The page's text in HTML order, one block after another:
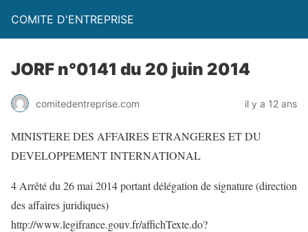
COMITE D'ENTREPRISE
JORF n°0141 du 20 juin 2014
comitedentreprise.com il y a 12 ans
MINISTERE DES AFFAIRES ETRANGERES ET DU
DEVELOPPEMENT INTERNATIONAL
4 Arrêté du 26 mai 2014 portant délégation de signature (direction
des affaires juridiques)
http://www.legifrance.gouv.fr/affichTexte.do?